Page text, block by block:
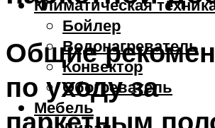
Климатическая
Бойлер
Водонагреватель
Конвектор
Обогреватель
Мебель
Общие
по уходу за